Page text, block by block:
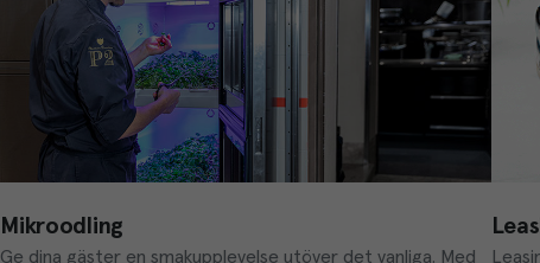
Mikroodling
Ge dina gäster en smakupplevelse utöver det vanliga. Med